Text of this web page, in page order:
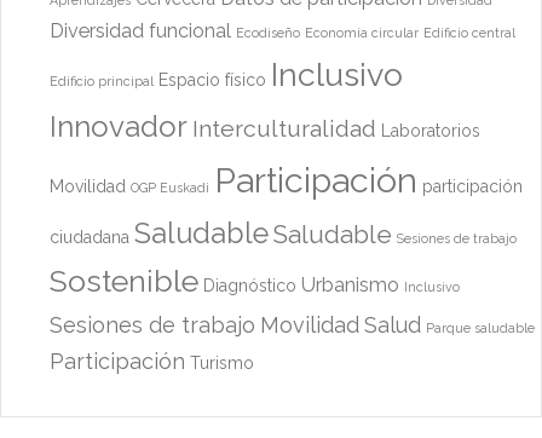
Diversidad funcional Ecodiseño Economía circular Edificio central
Edificio principal Espacio físico Inclusivo
Innovador Interculturalidad Laboratorios
Movilidad OGP Euskadi Participación participación
ciudadana SaludableSaludable Sesiones de trabajo
Sostenible Diagnóstico Urbanismo Inclusivo
Sesiones de trabajo Movilidad Salud Parque saludable
Participación Turismo